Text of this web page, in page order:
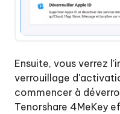
Ensuite, vous verrez
verrouillage
commencer à
Tenorshare 4MeKey